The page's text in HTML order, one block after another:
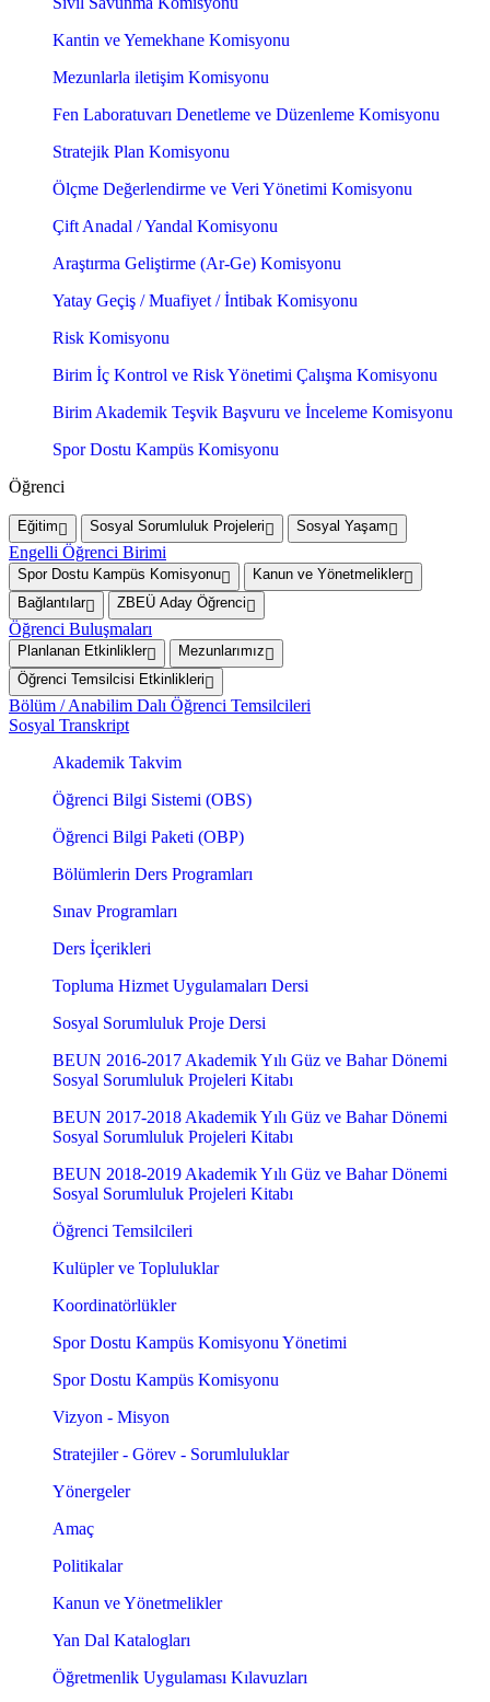
Kantin ve Yemekhane Komisyonu
Mezunlarla iletişim Komisyonu
Fen Laboratuvarı Denetleme ve Düzenleme Komisyonu
Stratejik Plan Komisyonu
Ölçme Değerlendirme ve Veri Yönetimi Komisyonu
Çift Anadal / Yandal Komisyonu
Araştırma Geliştirme (Ar-Ge) Komisyonu
Yatay Geçiş / Muafiyet / İntibak Komisyonu
Risk Komisyonu
Birim İç Kontrol ve Risk Yönetimi Çalışma Komisyonu
Birim Akademik Teşvik Başvuru ve İnceleme Komisyonu
Spor Dostu Kampüs Komisyonu
Öğrenci
Eğitim Sosyal Sorumluluk Projeleri Sosyal Yaşam
Engelli Öğrenci Birimi
Spor Dostu Kampüs Komisyonu
Kanun ve Yönetmelikler
Bağlantılar
ZBEÜ Aday Öğrenci
Öğrenci Buluşmaları
Planlanan Etkinlikler
Mezunlarımız
Öğrenci Temsilcisi Etkinlikleri
Bölüm / Anabilim Dalı Öğrenci Temsilcileri
Sosyal Transkript
Akademik Takvim
Öğrenci Bilgi Sistemi (OBS)
Öğrenci Bilgi Paketi (OBP)
Bölümlerin Ders Programları
Sınav Programları
Ders İçerikleri
Topluma Hizmet Uygulamaları Dersi
Sosyal Sorumluluk Proje Dersi
BEUN 2016-2017 Akademik Yılı Güz ve Bahar Dönemi
Sosyal Sorumluluk Projeleri Kitabı
BEUN 2017-2018 Akademik Yılı Güz ve Bahar Dönemi
Sosyal Sorumluluk Projeleri Kitabı
BEUN 2018-2019 Akademik Yılı Güz ve Bahar Dönemi
Sosyal Sorumluluk Projeleri Kitabı
Öğrenci Temsilcileri
Kulüpler ve Topluluklar
Koordinatörlükler
Spor Dostu Kampüs Komisyonu Yönetimi
Spor Dostu Kampüs Komisyonu
Vizyon - Misyon
Stratejiler - Görev - Sorumluluklar
Yönergeler
Amaç
Politikalar
Kanun ve Yönetmelikler
Yan Dal Katalogları
Öğretmenlik Uygulaması Kılavuzları